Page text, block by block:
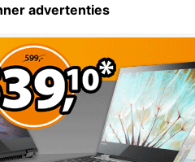
advertenties